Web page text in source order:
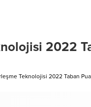
2022
Teknolojisi 2022 Taban